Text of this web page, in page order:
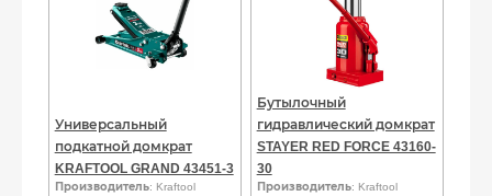
Универсальный
подкатной домкрат
KRAFTOOL GRAND 43451-3
Производитель: Kraftool
Бутылочный
гидравлический домкрат
STAYER RED FORCE 43160-
30
Производитель: Kraftool